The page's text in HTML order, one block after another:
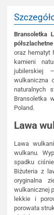
Bransoletka
półszlachetne
oraz hematyt
kamieni
jubilerskiej
wulkaniczna
naturalnych
Bransoletka
Poland.
Lawa
Lawa
wulkanu.
spadku
Biżuteria z
oryginalna
wulkanicznej
lekkie i
porowata